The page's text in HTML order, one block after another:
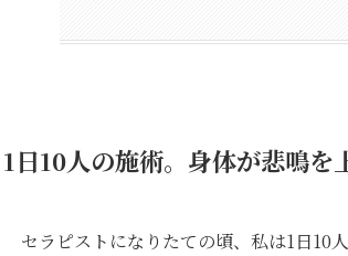
1日10人の施術。身体が悲鳴を
セラピストになりたての頃、私は1日10